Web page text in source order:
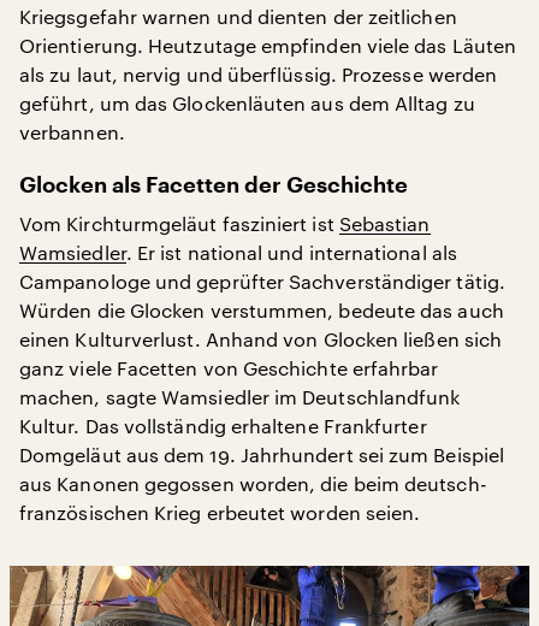
Kriegsgefahr warnen und dienten der zeitlichen
Orientierung. Heutzutage empfinden viele das Läuten
als zu laut, nervig und überflüssig. Prozesse werden
geführt, um das Glockenläuten aus dem Alltag zu
verbannen.
Glocken als Facetten der Geschichte
Vom Kirchturmgeläut fasziniert ist Sebastian
Wamsiedler. Er ist national und international als
Campanologe und geprüfter Sachverständiger tätig.
Würden die Glocken verstummen, bedeute das auch
einen Kulturverlust. Anhand von Glocken ließen sich
ganz viele Facetten von Geschichte erfahrbar
machen, sagte Wamsiedler im Deutschlandfunk
Kultur. Das vollständig erhaltene Frankfurter
Domgeläut aus dem 19. Jahrhundert sei zum Beispiel
aus Kanonen gegossen worden, die beim deutsch-
französischen Krieg erbeutet worden seien.